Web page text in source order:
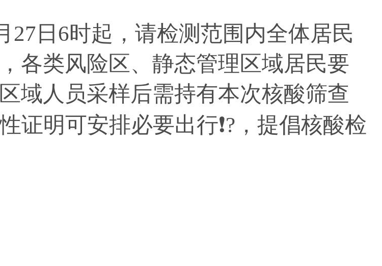
日6时起，请检测范围内全体居民
各类风险区、静态管理区域居民要
域人员采样后需持有本次核酸筛查
证明可安排必要出行❗?，提倡核酸检